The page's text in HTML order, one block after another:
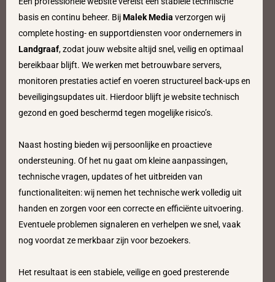
basis en continu beheer. BijMalek Media verzorgen wij
complete hosting- en supportdiensten voor ondernemers in
Landgraaf, zodat jouw website altijd snel, veilig en optimaal
bereikbaar blijft. We werken met betrouwbare servers,
monitoren prestaties actief en voeren structureel back-ups en
beveiligingsupdates uit. Hierdoor blijft je website technisch
gezond en goed beschermd tegen mogelijke risico’s.
Naast hosting bieden wij persoonlijke en proactieve
ondersteuning. Of het nu gaat om kleine aanpassingen,
technische vragen, updates of het uitbreiden van
functionaliteiten: wij nemen het technische werk volledig uit
handen en zorgen voor een correcte en efficiënte uitvoering.
Eventuele problemen signaleren en verhelpen we snel, vaak
nog voordat ze merkbaar zijn voor bezoekers.
Het resultaat is een stabiele, veilige en goed presterende